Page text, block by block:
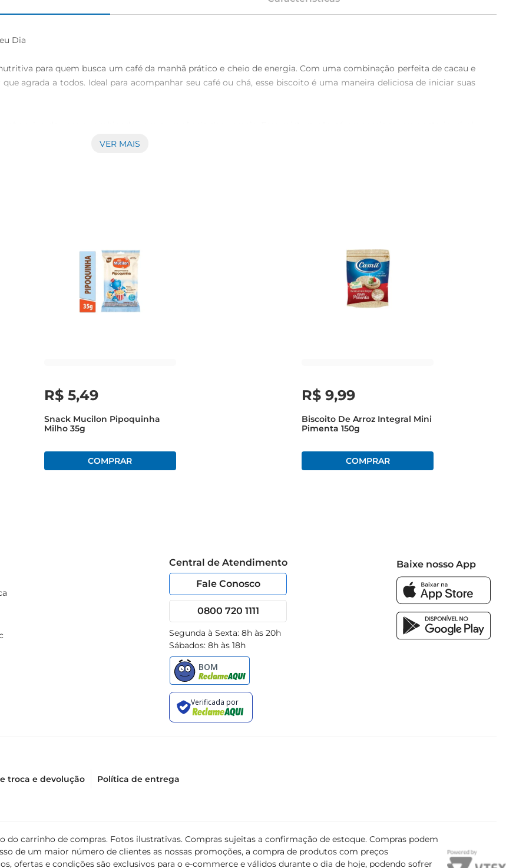
Dia
para quem busca um café da manhã prático e cheio de energia. Com uma combinação perfeita de cacau e
agrada a todos. Ideal para acompanhar seu café ou chá, esse biscoito é uma maneira deliciosa de iniciar suas
a disposição ao longo do dia. É uma opção que une prazer e nutrição, perfeita para quem valoriza uma
é fácil desfrutar de um lanche saudável a qualquer hora. Assim, você pode manter sua rotina sem abrir mão
de cereais integrais é um ponto positivo para quem deseja incluir mais fibras na dieta.
VER MAIS
R$ 5,49
Snack Mucilon Pipoquinha
Milho 35g
R$ 9,99
Biscoito De Arroz Integral Mini
Pimenta 150g
Central de Atendimento
Fale Conosco
0800 720 1111
Segunda à Sexta: 8h às 20h
Sábados: 8h às 18h
Baixe nosso App
troca e devolução Política de entrega
do carrinho de compras. Fotos ilustrativas. Compras sujeitas a confirmação de estoque. Compras podem
de um maior número de clientes as nossas promoções, a compra de produtos com preços
ofertas e condições são exclusivos para o e-commerce e válidos durante o dia de hoje, podendo sofrer